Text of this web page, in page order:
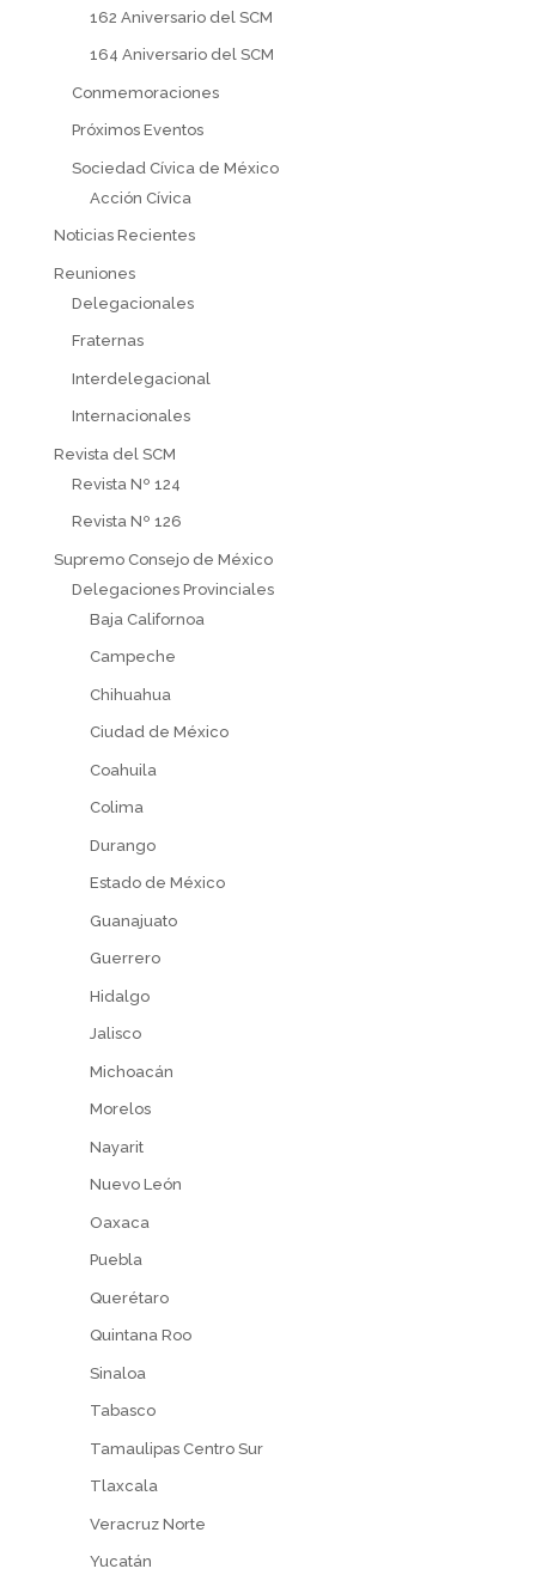
162 Aniversario del SCM
164 Aniversario del SCM
Conmemoraciones
Próximos Eventos
Sociedad Cívica de México
Acción Cívica
Noticias Recientes
Reuniones
Delegacionales
Fraternas
Interdelegacional
Internacionales
Revista del SCM
Revista Nº 124
Revista Nº 126
Supremo Consejo de México
Delegaciones Provinciales
Baja Californoa
Campeche
Chihuahua
Ciudad de México
Coahuila
Colima
Durango
Estado de México
Guanajuato
Guerrero
Hidalgo
Jalisco
Michoacán
Morelos
Nayarit
Nuevo León
Oaxaca
Puebla
Querétaro
Quintana Roo
Sinaloa
Tabasco
Tamaulipas Centro Sur
Tlaxcala
Veracruz Norte
Yucatán